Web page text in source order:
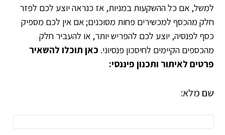
למשל, אם כל ההשקעות במניות, אז כנראה יוצע לכם לפזר
חלק מהכסף למכשירים פחות מסוכנים; אם אין לכם מספיק
כסף לפנסיה, יוצע לכם להפריש יותר, או להעביר חלק
מהכספים הקיימים לחיסכון פנסיוני. כאן תוכלו להשאיר
פרטים לאיתור ותכנון פיננסי:
שם מלא: